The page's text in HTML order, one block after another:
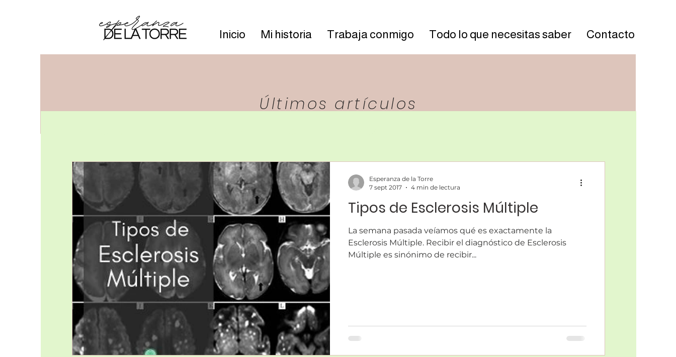
Inicio Mi historia Trabaja conmigo Todo lo que necesitas saber Contacto
Últimos artículos
Últimos artículos
Tipos de Esclerosis Múltiple
La semana pasada veíamos qué es exactamente la
Esclerosis Múltiple. Recibir el diagnóstico de Esclerosis
Múltiple es sinónimo de recibir...
Esperanza de la Torre
7 sept 2017
4 min de lectura